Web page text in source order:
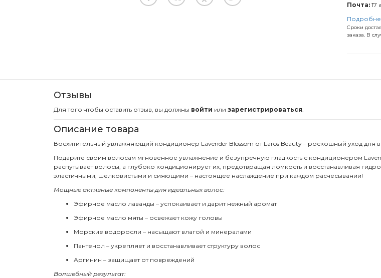
Почта: 17
Сроки
заказа. В
Отзывы
Для того чтобы оставить отзыв, вы должны войти или зарегистрироваться
Описание товара
Восхитительный увлажняющий кондиционер Lavender Blossom от Laros Beauty – роскошный уход для
Подарите своим волосам мгновенное увлажнение и безупречную гладкость с кондиционером
распутывает волосы, а глубоко кондиционирует их, предотвращая ломкость и восстанавливая
эластичными, шелковистыми и сияющими – настоящее наслаждение при каждом расчесывании!
Мощные активные компоненты для идеальных волос:
Эфирное масло лаванды – успокаивает и дарит нежный аромат
Эфирное масло мяты – освежает кожу головы
Морские водоросли – насыщают влагой и минералами
Пантенол – укрепляет и восстанавливает структуру волос
Аргинин – защищает от повреждений
Волшебный результат: